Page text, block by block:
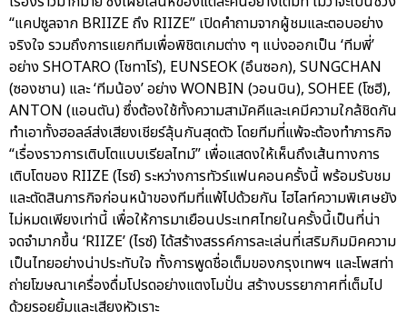
“แคปซูลจาก BRIIZE ถึง RIIZE” เปิดคำถามจากผู้ชมและตอบอย่าง
จริงใจ รวมถึงการแยกทีมเพื่อพิชิตเกมต่าง ๆ แบ่งออกเป็น ‘ทีมพี่’
อย่าง SHOTARO (โชทาโร่), EUNSEOK (อึนซอก), SUNGCHAN
(ซองชาน) และ ‘ทีมน้อง’ อย่าง WONBIN (วอนบิน), SOHEE (โซฮี),
ANTON (แอนตัน) ซึ่งต้องใช้ทั้งความสามัคคีและเคมีความใกล้ชิดกัน
ทำเอาทั้งฮอลล์ส่งเสียงเชียร์ลุ้นกันสุดตัว โดยทีมที่แพ้จะต้องทำภารกิจ
“เรื่องราวการเติบโตแบบเรียลไทม์” เพื่อแสดงให้เห็นถึงเส้นทางการ
เติบโตของ RIIZE (ไรซ์) ระหว่างการทัวร์แฟนคอนครั้งนี้ พร้อมรับชม
และตัดสินภารกิจก่อนหน้าของทีมที่แพ้ไปด้วยกัน ไฮไลท์ความพิเศษยัง
ไม่หมดเพียงเท่านี้ เพื่อให้การมาเยือนประเทศไทยในครั้งนี้เป็นที่น่า
จดจำมากขึ้น ‘RIIZE’ (ไรซ์) ได้สร้างสรรค์การละเล่นที่เสริมกิมมิคความ
เป็นไทยอย่างน่าประทับใจ ทั้งการพูดชื่อเต็มของกรุงเทพฯ และโพสท่า
ถ่ายโฆษณาเครื่องดื่มโปรดอย่างแตงโมปั่น สร้างบรรยากาศที่เต็มไป
ด้วยรอยยิ้มและเสียงหัวเราะ